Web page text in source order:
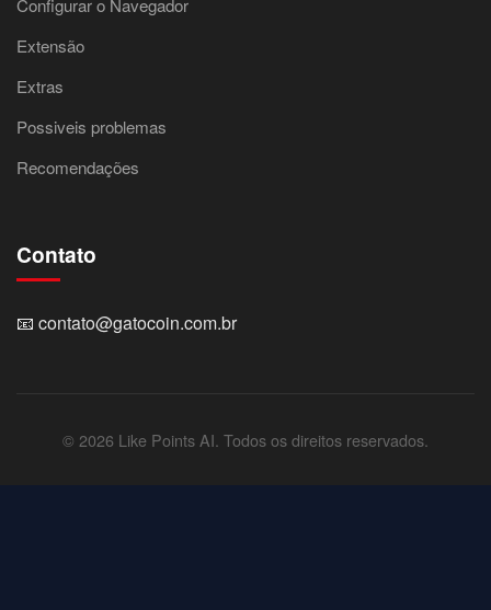
Configurar o Navegador
Extensão
Extras
Possiveis problemas
Recomendações
Contato
📧 contato@gatocoin.com.br
© 2026 Like Points AI. Todos os direitos reservados.